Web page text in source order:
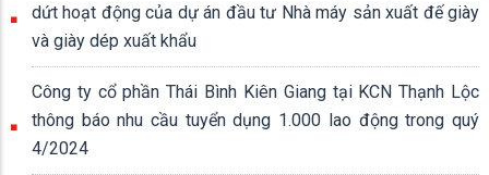
dứt hoạt động của dự án đầu tư Nhà máy sản xuất đế giày
và giày dép xuất khẩu
Công ty cổ phần Thái Bình Kiên Giang tại KCN Thạnh Lộc
thông báo nhu cầu tuyển dụng 1.000 lao động trong quý
4/2024